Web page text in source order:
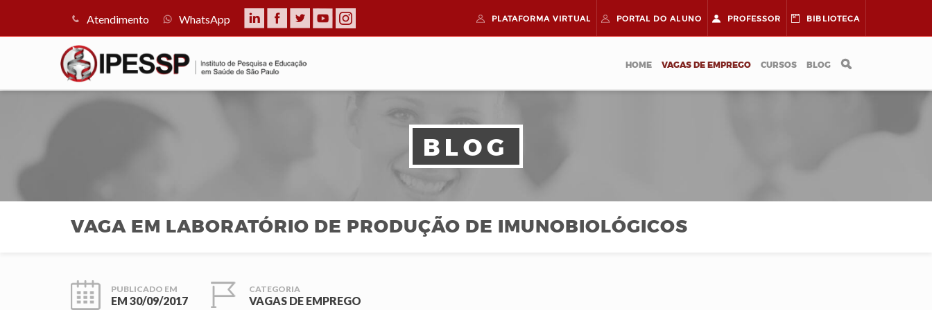
Atendimento WhatsApp PLATAFORMAVIRTUAL PORTAL DOALUNO PROFESSOR BIBLIOTECA
HOME VAGAS DE EMPREGO CURSOS BLOG
BLOG
VAGA EM LABORATÓRIO DE PRODUÇÃO DE IMUNOBIOLÓGICOS
PUBLICADO EM
EM 30/09/2017
CATEGORIA
VAGAS DE EMPREGO